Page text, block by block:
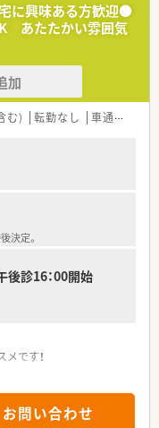
め、調剤未経験の方やブ
だけます。
テーマパークの割引利用
います。
員の意見が反映されやす
ります。
薬剤師が患者様とのコミ
ております。
への参加費用補助など、
ります。
を受けており、産後パパ
おります。
に興味ある方歓迎●
あたたかい雰囲気
加
む) 転勤なし 車通勤可
決定。
後診16：00開始
です！
す！
お問い合わせ